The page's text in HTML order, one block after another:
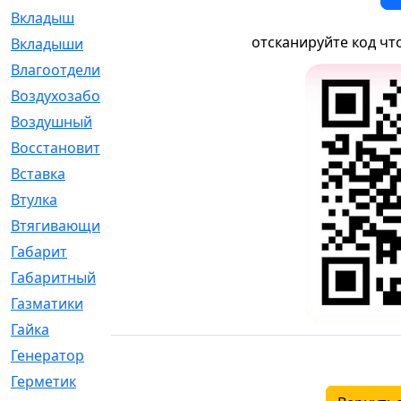
Вкладыш
Вкладыши
Влагоотделитель
Воздухозаборник
Воздушный
Восстановительный
Вставка
Втулка
Втягивающий
Габарит
Габаритный
Газматики
Гайка
[104]
Генератор
Герметик
отсканируйте код